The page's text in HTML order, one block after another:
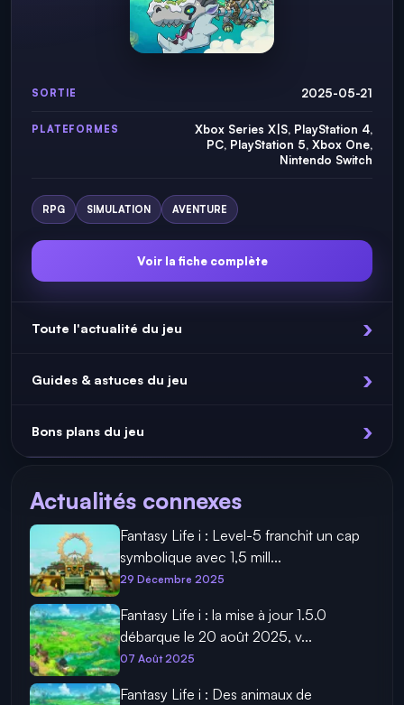
SORTIE 2025-05-21
PLATEFORMES
Xbox Series X|S, PlayStation 4,
PC, PlayStation 5, Xbox One,
Nintendo Switch
RPG SIMULATION AVENTURE
Voir la fiche complète
Toute l'actualité du jeu
Guides & astuces du jeu
Bons plans du jeu
Actualités connexes
Fantasy Life i : Level-5 franchit un cap
symbolique avec 1,5 mill...
29 Décembre 2025
Fantasy Life i : la mise à jour 1.5.0
débarque le 20 août 2025, v...
07 Août 2025
Fantasy Life i : Des animaux de